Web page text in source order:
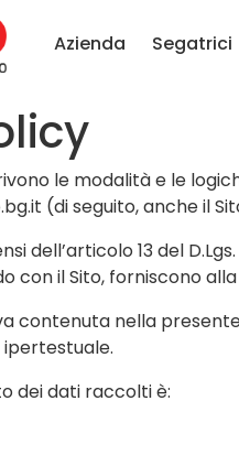
Azienda Segatrici
le modalità e le
(di seguito, anche il
dell’articolo 13 del
con il Sito, forniscono
contenuta nella
dei dati raccolti è: